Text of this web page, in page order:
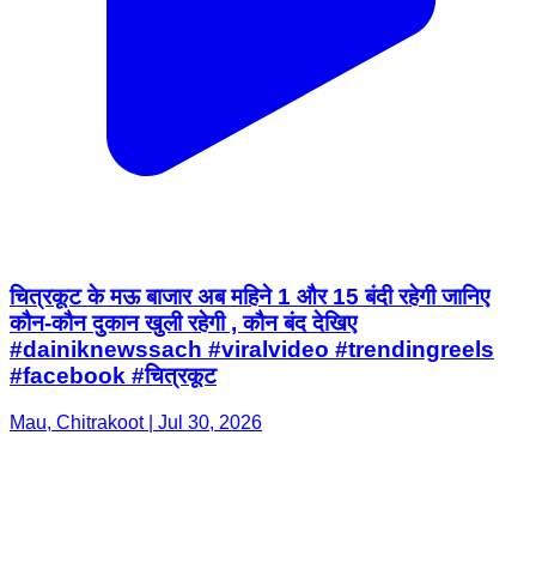
चित्रकूट के मऊ बाजार अब महिने 1 और 15 बंदी रहेगी जानिए
कौन-कौन दुकान खुली रहेगी , कौन बंद देखिए
Mau, Chitrakoot | Jul 30, 2026